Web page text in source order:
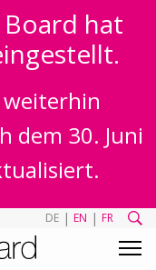
Board hat
weiterhin
dem 30. Juni
DE | EN | FR